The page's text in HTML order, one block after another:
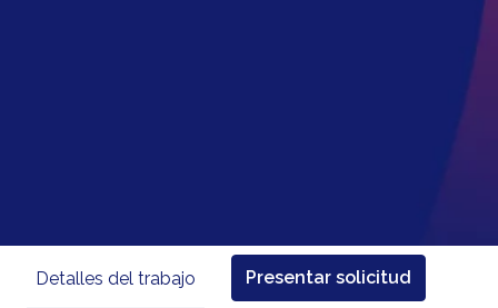
Detalles del trabajo Presentar solicitud